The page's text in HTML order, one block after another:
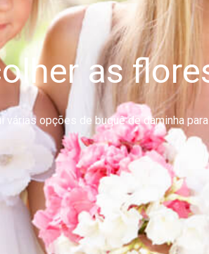
as
várias opções de buquê de daminha